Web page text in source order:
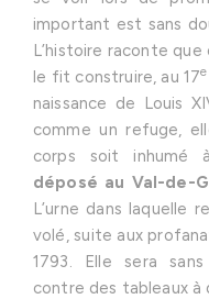
important est sans
L’histoire raconte que
le fit construire, au 17e
naissance de Louis
comme un refuge,
corps soit inhumé
déposé au Val-de-
L’urne dans laquelle
volé, suite aux
1793. Elle sera
contre des tableaux à